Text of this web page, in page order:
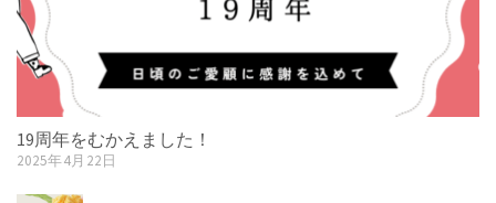
19周年をむかえました！
2025年4月22日